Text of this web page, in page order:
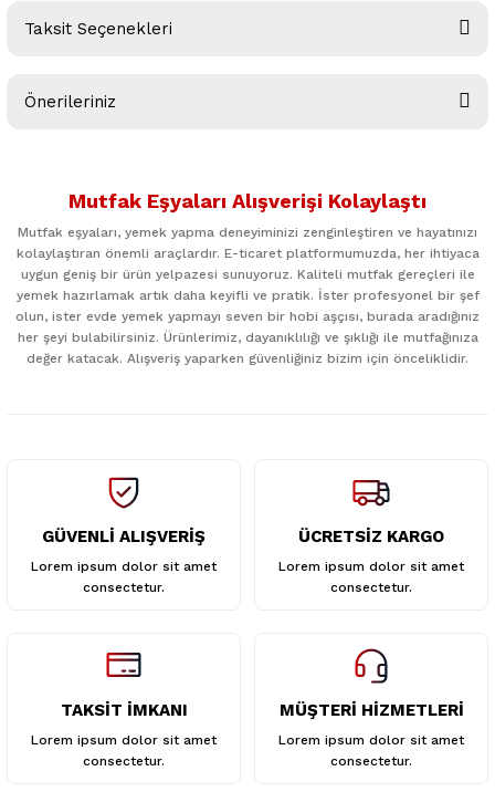
Taksit Seçenekleri
Önerileriniz
kullanarak tarafımıza iletebilirsiniz.
Ürün resmi kalitesiz, bozuk veya görüntülenemiyor.
Ürün bilgilerinde hatalar bulunuyor.
Ürün fiyatı diğer sitelerden daha pahalı.
Mutfak Eşyaları Alışverişi Kolaylaştı
Mutfak eşyaları, yemek yapma deneyiminizi zenginleştiren ve hayatınızı
kolaylaştıran önemli araçlardır. E-ticaret platformumuzda, her ihtiyaca
uygun geniş bir ürün yelpazesi sunuyoruz. Kaliteli mutfak gereçleri ile
yemek hazırlamak artık daha keyifli ve pratik. İster profesyonel bir şef
olun, ister evde yemek yapmayı seven bir hobi aşçısı, burada aradığınız
her şeyi bulabilirsiniz. Ürünlerimiz, dayanıklılığı ve şıklığı ile mutfağınıza
değer katacak. Alışveriş yaparken güvenliğiniz bizim için önceliklidir.
GÜVENLİ ALIŞVERİŞ
Lorem ipsum dolor sit amet
consectetur.
ÜCRETSİZ KARGO
Lorem ipsum dolor sit amet
consectetur.
TAKSİT İMKANI
Lorem ipsum dolor sit amet
consectetur.
MÜŞTERİ HİZMETLERİ
Lorem ipsum dolor sit amet
consectetur.